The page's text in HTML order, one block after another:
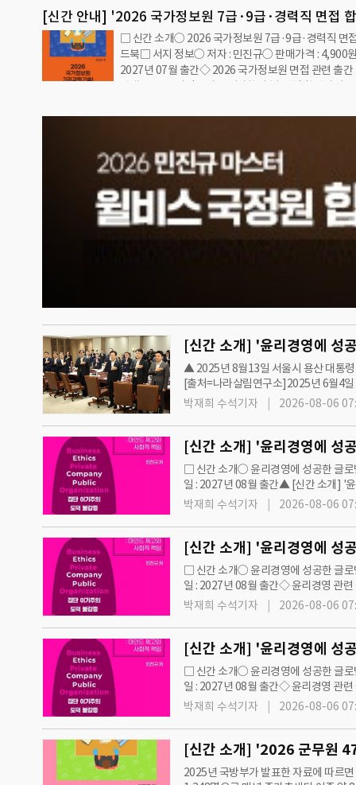
근무, 민간인 신분이지만 군 업무…
[출처=iNIS]□ 서론 안내3판을 출간하며…이재명정부
군 사관학교 통합, 방첩사 해체와 재구성, 드론작전사
12〮3 비상계엄령으로 흐트러진 군 기강을 쇄신하기
이뤄지고 있다. 하지만 개혁에 저항하는 군 내〮외부의
반발 움직임도 거세지고 있어 우려된다.특히 퇴역 육군
[신간 안내] '2026 국가정보원 7급·9급·경력직 면접
드북 - 국정원 면접 완벽 대비' 책 목차 안내 by 민진규
□ 신간 소개○ 2026 국가정보원 7급·9급·경력직 면
드북□ 서지 정보○ 저자 : 민진규○ 판매가격 : 4,900
2027년 07월 출간◇ 2026 국가정보원 면접 관련 출간
안내2026 국가정보원 7급(과학기술) 면접 합격가이
7급(북한정보) 면접 합격가이드북2026 국가정보원 7
드북2026 국가정보원 7급(해외정보) 면접 합격가이
가정보원 9급 면접 합격가이드북2026 국가정보원 경
격가이드북▲ [신간 안내] '2026 국가정보원 7급(과
합격가…
▲ 2025년 8월13일 서울시 용산 대통령
[출처=나라살림연구소]2025년 6월4일
영 확산을 견인할 다양한 정책을 추진
박재희 수석기자 2026-08-06
□ 신간 소개○ 윤리경영에 성공한 글
일 : 2027년 08월 출간▲ [신간 소개] '
영 관련 출간 서적 목록 안내▶ 윤리경
박재희 수석기자 2026-08-06
□ 신간 소개○ 윤리경영에 성공한 글
일 : 2027년 08월 출간◇ 윤리경영 관
지·교통▶ 윤리경영에 실패한 50대 공
박재희 수석기자 2026-08-06
□ 신간 소개○ 윤리경영에 성공한 글
일 : 2027년 08월 출간◇ 윤리경영 관
지·교통▶ 윤리경영에 실패한 50대 공
박재희 수석기자 2026-08-06
[신간 소개] '2026 군무원
2025년 국방부가 발표한 자료에 따르